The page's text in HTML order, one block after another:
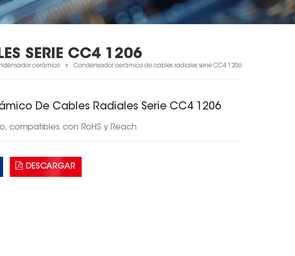
SERIE CC4 1206
cerámico Condensador cerámico de cables radiales serie CC4 1206
De Cables Radiales Serie CC4 1206
compatibles con RoHS y Reach
DESCARGAR